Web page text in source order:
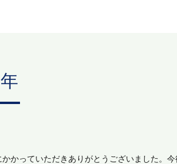
かっていただきありがとうございました。